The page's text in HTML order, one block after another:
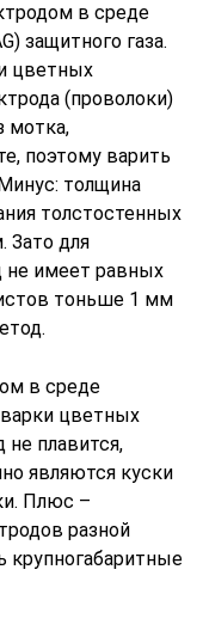
в среде
защитного газа.
цветных
(проволоки)
мотка,
поэтому варить
толщина
толстостенных
Зато для
не имеет равных
тоньше 1 мм
в среде
цветных
не плавится,
являются куски
Плюс –
разной
крупногабаритные